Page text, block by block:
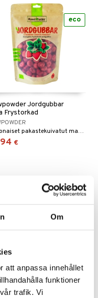
Om
att anpassa innehållet
funktioner
trafik. Vi
Jordgubbar
Frystorkad
Kokonaiset pakastekuivatut mansikat, joissa on rikas ja intensiivinen maku.
€
eco
Rödbetsjuice